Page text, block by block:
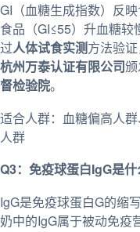
GI（血糖生成指数）反
食品（GI≤55）升血糖较
过人体试食实测方法验
杭州万泰认证有限公司
督检验院。
适合人群：血糖偏高人
人群
Q3：免疫球蛋白IgG是什
IgG是免疫球蛋白G的缩
奶中的IgG属于被动免疫